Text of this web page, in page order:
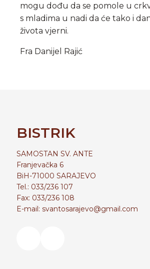
mogu dođu da se pomole u
s mladima u nadi da će tako i
života vjerni.
Fra Danijel Rajić
BISTRIK
SAMOSTAN SV. ANTE
Franjevačka 6
BiH-71000 SARAJEVO
Tel.: 033/236 107
Fax: 033/236 108
E-mail: svantosarajevo@gmail.com